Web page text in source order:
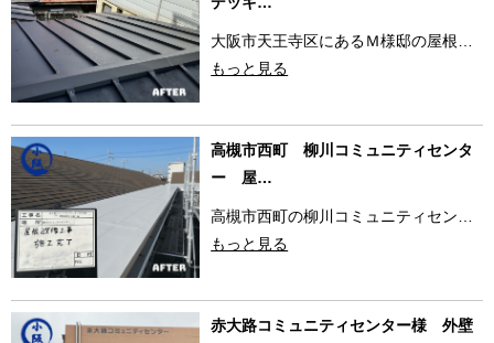
大阪市天王寺区にあるＭ様邸の屋根…
もっと見る
高槻市西町 柳川コミュニティセンタ
ー 屋…
高槻市西町の柳川コミュニティセン…
もっと見る
赤大路コミュニティセンター様 外壁